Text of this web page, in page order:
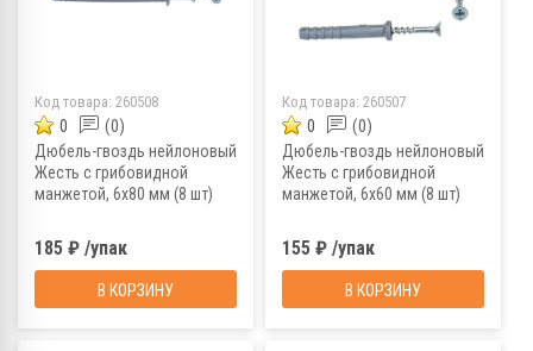
Код товара: 260508
0 (0)
Дюбель-гвоздь нейлоновый
Жесть с грибовидной
манжетой, 6х80 мм (8 шт)
185 ₽ /упак
В КОРЗИНУ
Код товара: 260507
0 (0)
Дюбель-гвоздь нейлоновый
Жесть с грибовидной
манжетой, 6х60 мм (8 шт)
155 ₽ /упак
В КОРЗИНУ